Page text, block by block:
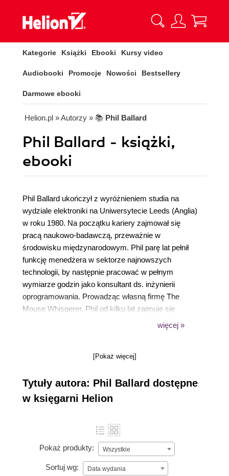
Kategorie Książki Ebooki Kursy video
Audiobooki Promocje Nowości Bestsellery
Darmowe ebooki
Helion.pl » Autorzy » 📚 Phil Ballard
Phil Ballard - książki,
ebooki
Phil Ballard ukończył z wyróżnieniem studia na
wydziale elektroniki na Uniwersytecie Leeds (Anglia)
w roku 1980. Na początku kariery zajmował się
pracą naukowo-badawczą, przeważnie w
środowisku międzynarodowym. Phil parę lat pełnił
funkcję menedżera w sektorze najnowszych
technologii, by następnie pracować w pełnym
wymiarze godzin jako konsultant ds. inżynierii
oprogramowania. Prowadząc własną firmę The
Mouse Whisperer, Phil od kilku lat zajmuje się
wyłącznie witrynami WWW oraz projektowaniem i
więcej »
[Pokaż więcej]
Tytuły autora: Phil Ballard dostępne
w księgarni Helion
Pokaż produkty: Wszystkie
Sortuj wg: Data wydania